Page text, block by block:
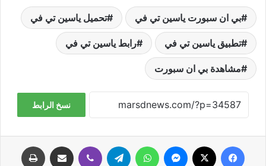
بي ان سبورت ياسين تي في تحميل ياسين تي في
تطبيق ياسين تي في رابط ياسين تي في
مشاهدة بي ان سبورت
نسخ الرابط
فيسبوك ماسنجر واتساب تيلقرام ڤايبر مشاركة عبر البريد